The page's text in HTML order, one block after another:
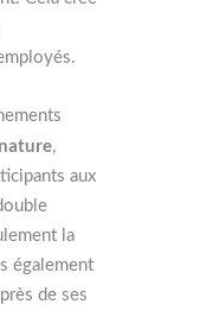
,
aux
la
également
de ses